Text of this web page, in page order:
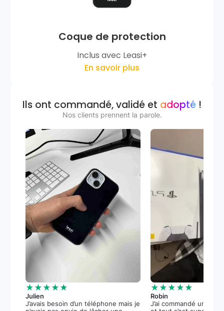
Coque de protection
Inclus avec Leasi+
En savoir plus
Ils ont commandé, validé et adopté !
Nos clients prennent la parole.
★★★★★
Julien
J’avais besoin d’un téléphone mais je
★★★★★
Robin
J’ai commandé une